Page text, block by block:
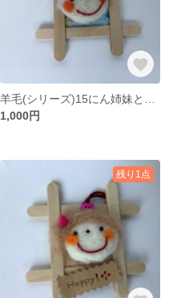
1,000円
残り1点